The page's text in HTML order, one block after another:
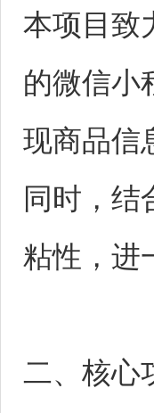
本项目致
的微信小
现商品信
同时，结
粘性，进
二、核心